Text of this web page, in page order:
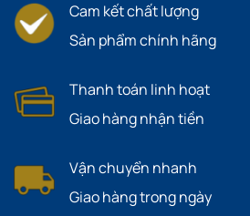
Cam kết chất lượng
Sản phẩm chính hãng
Thanh toán linh hoạt
Giao hàng nhận tiền
Vận chuyển nhanh
Giao hàng trong ngày